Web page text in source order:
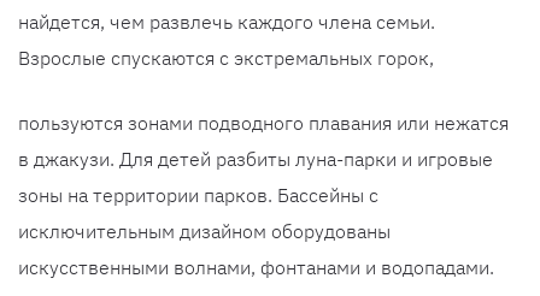
найдется, чем развлечь каждого члена семьи.
Взрослые спускаются с экстремальных горок,
пользуются зонами подводного плавания или нежатся
в джакузи. Для детей разбиты луна-парки и игровые
зоны на территории парков. Бассейны с
исключительным дизайном оборудованы
искусственными волнами, фонтанами и водопадами.